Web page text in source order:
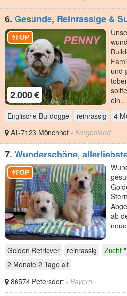
6. Gesunde, Reinrassige &
Englische Bulldogge Welpen
2.000 €
TOP
und
ein…
Englische Bulldogge
reinrassig 4
AT-7123 Mönchhof - Burgenland
7. Wunderschöne,
Golden Retriever
TOP
ab
Golden Retriever reinrassig
Zucht
2 Monate 2 Tage alt
86574 Petersdorf - Bayern